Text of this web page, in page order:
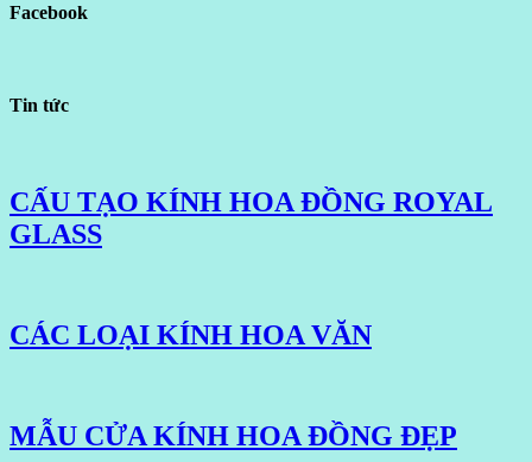
Facebook
Tin tức
CẤU TẠO KÍNH HOA ĐỒNG ROYAL
GLASS
CÁC LOẠI KÍNH HOA VĂN
MẪU CỬA KÍNH HOA ĐỒNG ĐẸP